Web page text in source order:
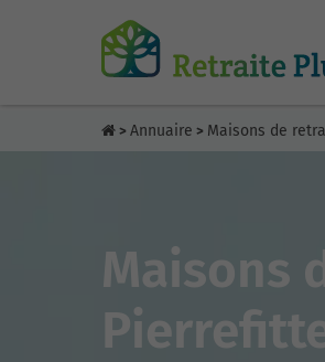
> Annuaire > Maisons de
Maisons